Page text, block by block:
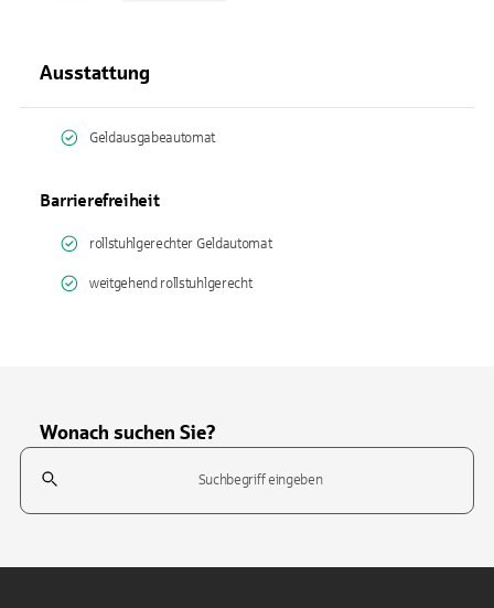
Ausstattung
Geldausgabeautomat
Barrierefreiheit
rollstuhlgerechter Geldautomat
weitgehend rollstuhlgerecht
Wonach suchen Sie?
Suchfeld